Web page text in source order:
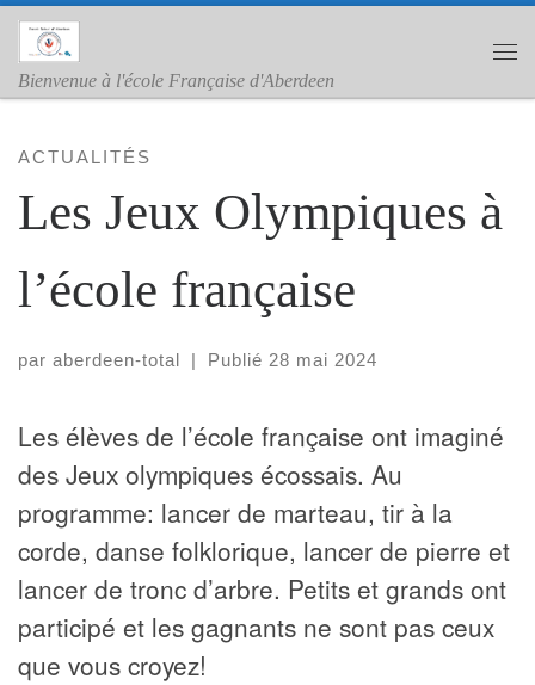
Skip to content
Bienvenue à l'école Française d'Aberdeen
ACTUALITÉS
Les Jeux Olympiques à
l’école française
par aberdeen-total | Publié 28 mai 2024
Les élèves de l’école française ont imaginé
des Jeux olympiques écossais. Au
programme: lancer de marteau, tir à la
corde, danse folklorique, lancer de pierre et
lancer de tronc d’arbre. Petits et grands ont
participé et les gagnants ne sont pas ceux
que vous croyez!